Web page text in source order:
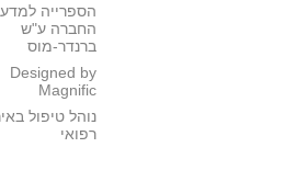
הספרייה
החברה ע"ש
ברנדר-מוס
Designed by
Magnific
נוהל טיפול
רפואי